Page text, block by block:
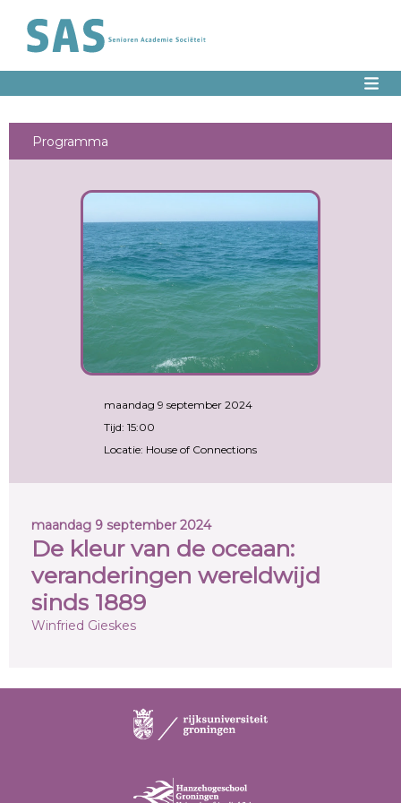
Programma
maandag 9 september 2024
Tijd: 15:00
Locatie: House of Connections
maandag 9 september 2024
De kleur van de oceaan:
veranderingen wereldwijd
sinds 1889
Winfried Gieskes